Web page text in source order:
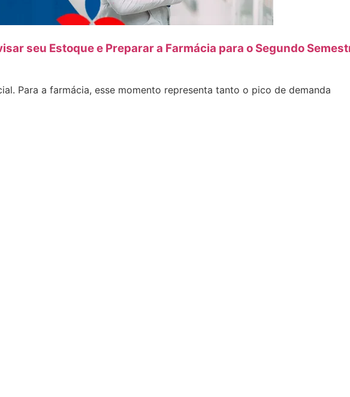
seu Estoque e Preparar a Farmácia para o Segundo
Para a farmácia, esse momento representa tanto o pico de demanda